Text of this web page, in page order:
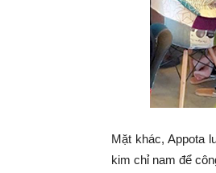
Mặt khác, Appota
kim chỉ nam để